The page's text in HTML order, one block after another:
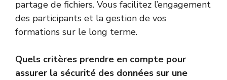
partage de fichiers. Vous facilitez l’engagement
des participants et la gestion de vos
formations sur le long terme.
Quels critères prendre en compte pour
assurer la sécurité des données sur une